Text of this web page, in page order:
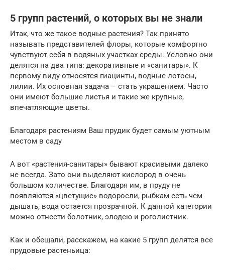
5 групп растений, о которых вы не знали
Итак, что же такое водные растения? Так принято
называть представителей флоры, которые комфортно
чувствуют себя в водяных участках среды. Условно они
делятся на два типа: декоративные и «санитары». К
первому виду относятся гиацинты, водные лотосы,
лилии. Их основная задача – стать украшением. Часто
они имеют большие листья и такие же крупные,
впечатляющие цветы.
Благодаря растениям Ваш прудик будет самым уютным
местом в саду
А вот «растения-санитары» бывают красивыми далеко
не всегда. Зато они выделяют кислород в очень
большом количестве. Благодаря им, в пруду не
появляются «цветущие» водоросли, рыбкам есть чем
дышать, вода остается прозрачной. К данной категории
можно отнести болотник, элодею и роголистник.
Как и обещали, расскажем, на какие 5 групп делятся все
прудовые растеньица: